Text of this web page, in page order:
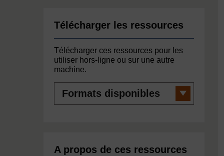
Télécharger les ressources
Télécharger ces ressources pour les
utiliser hors-ligne ou sur une autre
machine.
disponibles
A propos de ces ressources